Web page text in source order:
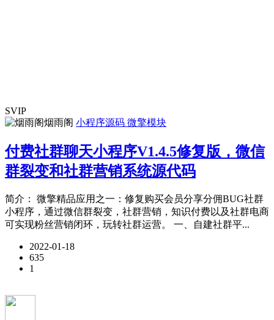
SVIP
烟雨阁 小程序源码 微擎模块
付费社群聊天小程序V1.4.5修复版，微信
群裂变和社群营销系统源代码
简介： 微擎精品应用之一：修复购买会员分享分佣BUG社群
小程序，通过微信群裂变，社群营销，知识付费以及社群电商
可实现粉丝营销闭环，玩转社群运营。 一、自建社群平...
2022-01-18
635
1